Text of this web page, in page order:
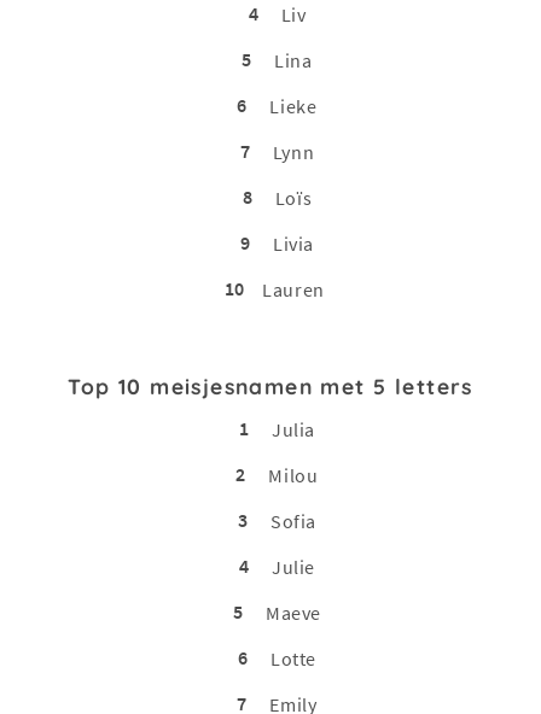
4
Liv
5
Lina
6
Lieke
7
Lynn
8
Loïs
9
Livia
10
Lauren
Top 10 meisjesnamen met 5 letters
1
Julia
2
Milou
3
Sofia
4
Julie
5
Maeve
6
Lotte
7
Emily